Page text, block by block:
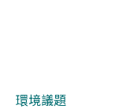
環境議題